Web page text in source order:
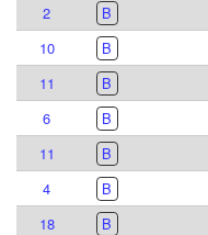
2
B
10
B
11
B
6
B
11
B
4
B
18
B